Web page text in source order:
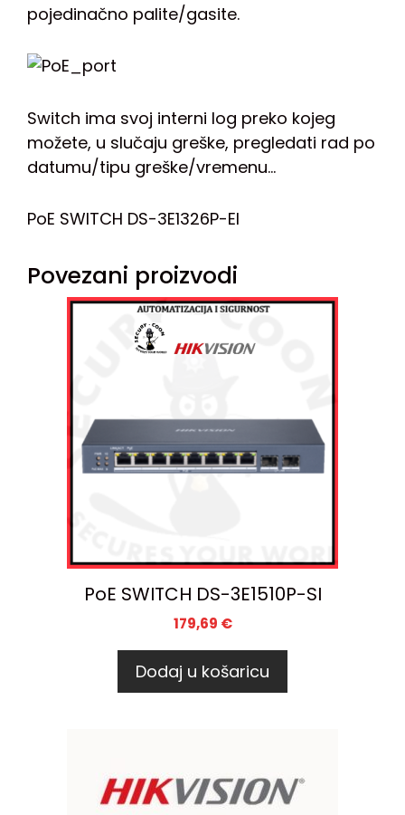
pojedinačno palite/gasite.
Switch ima svoj interni log preko kojeg
možete, u slučaju greške, pregledati rad po
datumu/tipu greške/vremenu…
PoE SWITCH DS-3E1326P-EI
Povezani proizvodi
PoE SWITCH DS-3E1510P-SI
179,69 €
Dodaj u košaricu